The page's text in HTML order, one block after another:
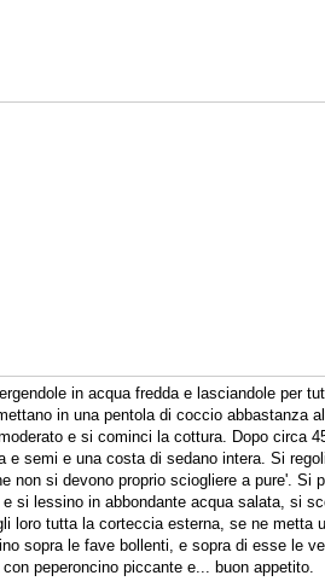
in acqua fredda e lasciandole per
in una pentola di coccio abbastanza
e si cominci la cottura. Dopo circa
semi e una costa di sedano intera. Si
si devono proprio sciogliere a pure'. Si
si lessino in abbondante acqua salata, si
loro tutta la corteccia esterna, se ne metta
sopra le fave bollenti, e sopra di esse le
peperoncino piccante e... buon appetito.